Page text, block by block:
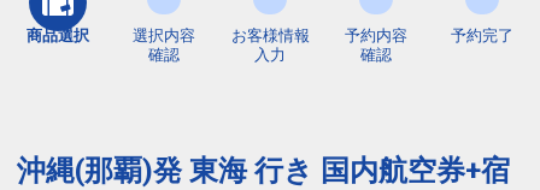
商品選択
選択内容
確認
お客様情報
入力
予約内容
確認
予約完了
沖縄(那覇)発 東海 行き 国内航空券+宿